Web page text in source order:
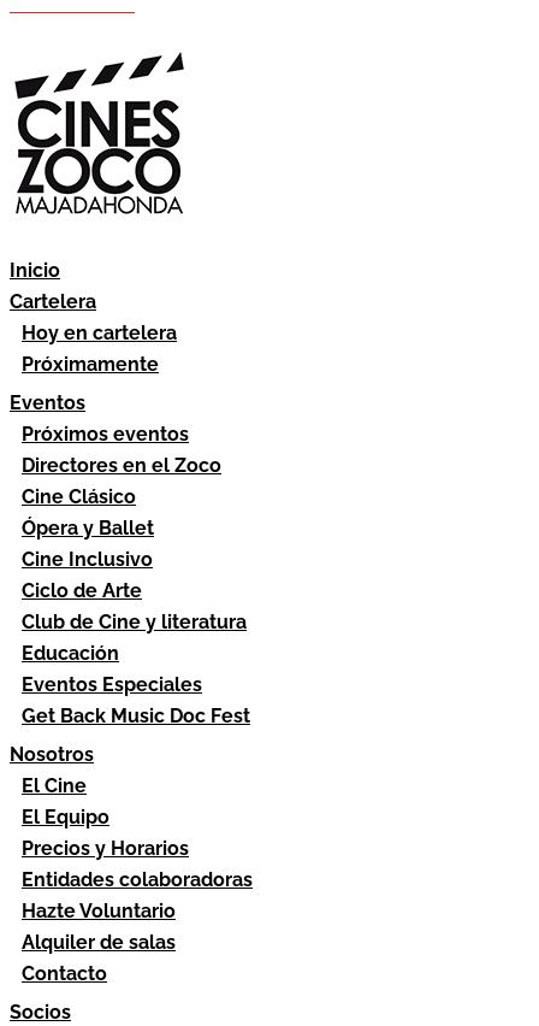
Inicio
Cartelera
Hoy en cartelera
Próximamente
Eventos
Próximos eventos
Directores en el Zoco
Cine Clásico
Ópera y Ballet
Cine Inclusivo
Ciclo de Arte
Club de Cine y literatura
Educación
Eventos Especiales
Get Back Music Doc Fest
Nosotros
El Cine
El Equipo
Precios y Horarios
Entidades colaboradoras
Hazte Voluntario
Alquiler de salas
Contacto
Socios